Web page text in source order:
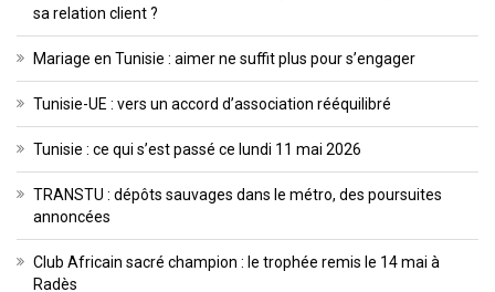
sa relation client ?
Mariage en Tunisie : aimer ne suffit plus pour s’engager
Tunisie-UE : vers un accord d’association rééquilibré
Tunisie : ce qui s’est passé ce lundi 11 mai 2026
TRANSTU : dépôts sauvages dans le métro, des poursuites
annoncées
Club Africain sacré champion : le trophée remis le 14 mai à
Radès